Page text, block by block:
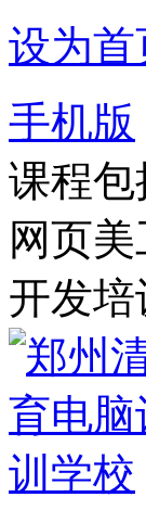
设为首
手机版
课程
网页
开发培